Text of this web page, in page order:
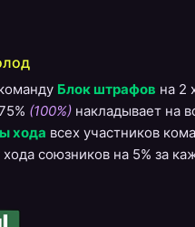
Блок штрафов на 2
(100%) накладывает на
хода всех участников
хода союзников на 5% за